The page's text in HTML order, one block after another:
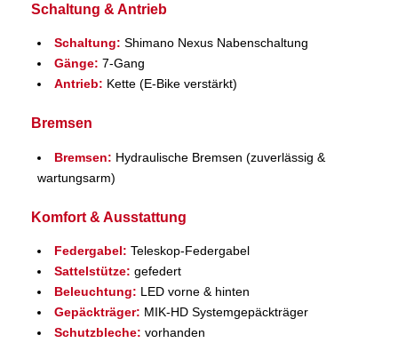
Schaltung & Antrieb
Schaltung: Shimano Nexus Nabenschaltung
Gänge: 7-Gang
Antrieb: Kette (E-Bike verstärkt)
Bremsen
Bremsen: Hydraulische Bremsen (zuverlässig &
wartungsarm)
Komfort & Ausstattung
Federgabel: Teleskop-Federgabel
Sattelstütze: gefedert
Beleuchtung: LED vorne & hinten
Gepäckträger: MIK-HD Systemgepäckträger
Schutzbleche: vorhanden